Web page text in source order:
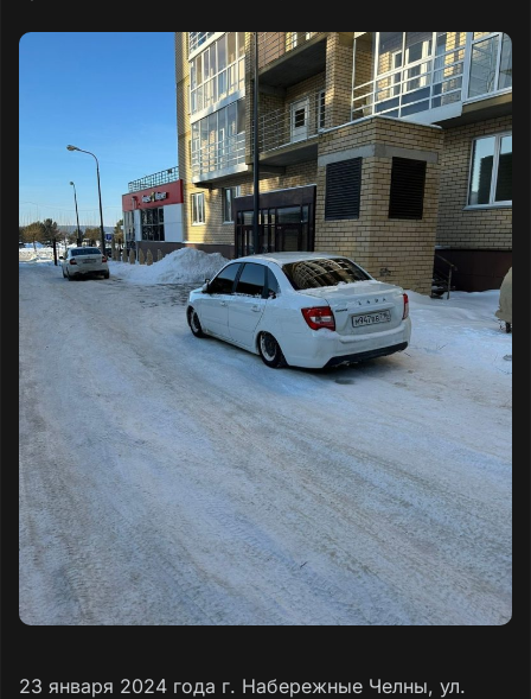
23 января 2024 года г. Набережные Челны, ул.